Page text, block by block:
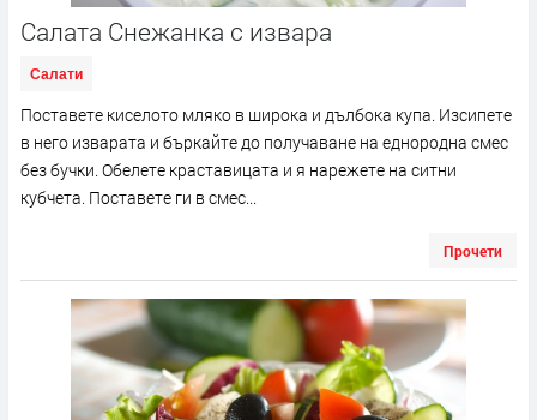
Салата Снежанка с извара
Салати
Поставете киселото мляко в широка и дълбока купа. Изсипете
в него изварата и бъркайте до получаване на еднородна смес
без бучки. Обелете краставицата и я нарежете на ситни
кубчета. Поставете ги в смес...
Прочети